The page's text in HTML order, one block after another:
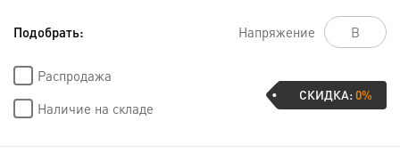
Подобрать: Напряжение
Распродажа
Наличие на складе
СКИДКА:0%